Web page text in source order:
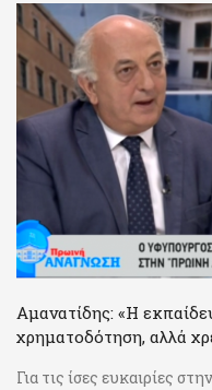
Αμανατίδης: «Η
χρηματοδότηση, αλλά
Για τις ίσες ευκαιρίες